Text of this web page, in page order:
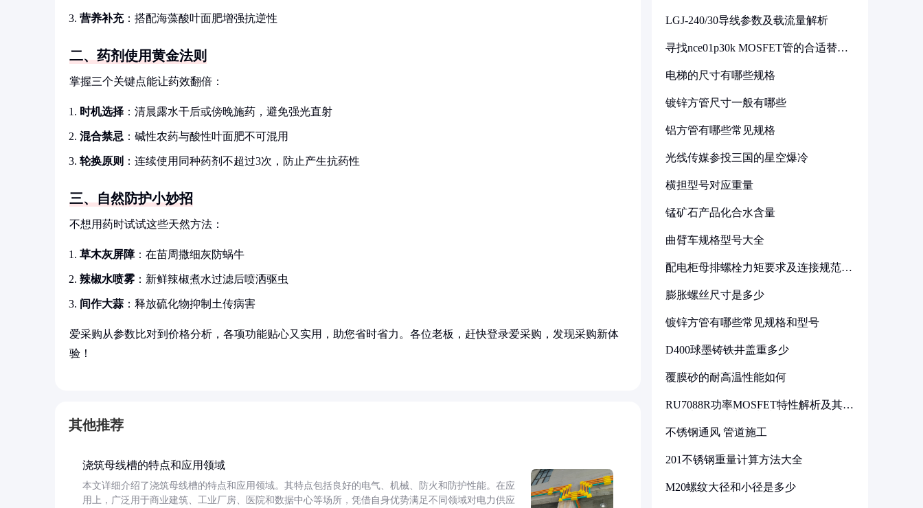
营养补充：搭配海藻酸叶面肥增强抗逆性
二、药剂使用黄金法则
掌握三个关键点能让药效翻倍：
时机选择 ：清晨露水干后或傍晚施药，避免强光直射
混合禁忌 ：碱性农药与酸性叶面肥不可混用
轮换原则 ：连续使用同种药剂不超过3次，防止产生抗药性
三、自然防护小妙招
不想用药时试试这些天然方法：
草木灰屏障：在苗周撒细灰防蜗牛
辣椒水喷雾 ：新鲜辣椒煮水过滤后喷洒驱虫
间作大蒜 ：释放硫化物抑制土传病害
爱采购从参数比对到价格分析，各项功能贴心又实用，助您省时省力。各位老板，赶快登录爱采购，发现采购新体
验！
其他推荐
浇筑母线槽的特点和应用领域
本文详细介绍了浇筑母线槽的特点和应用领域。其特点包括良好的电气、机械、防火和防护性能。在应
用上，广泛用于商业建筑、工业厂房、医院和数据中心等场所，凭借自身优势满足不同领域对电力供应
LGJ-240/30导线参数及载流量解析
寻找nce01p30k MOSFET管的合适替代
电梯的尺寸有哪些规格
镀锌方管尺寸一般有哪些
铝方管有哪些常见规格
光线传媒参投三国的星空爆冷
横担型号对应重量
锰矿石产品化合水含量
曲臂车规格型号大全
配电柜母排螺栓力矩要求及连接规范详
膨胀螺丝尺寸是多少
镀锌方管有哪些常见规格和型号
D400球墨铸铁井盖重多少
覆膜砂的耐高温性能如何
RU7088R功率MOSFET特性解析及其在
不锈钢通风 管道施工
201不锈钢重量计算方法大全
M20螺纹大径和小径是多少